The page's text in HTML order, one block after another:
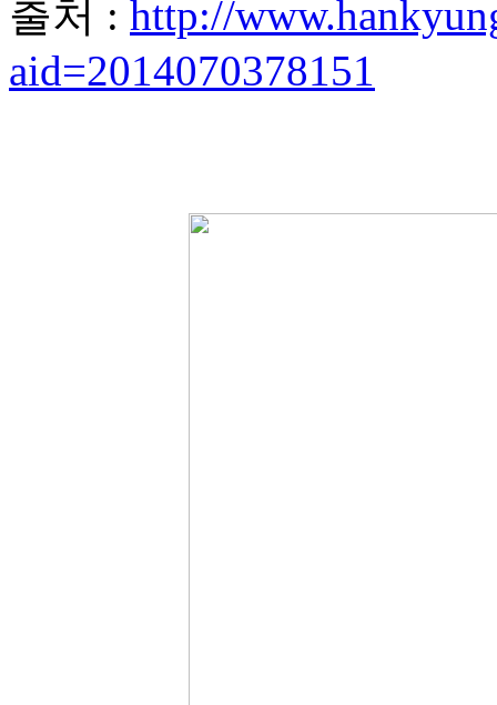
출처 : http://
aid=2014070378151